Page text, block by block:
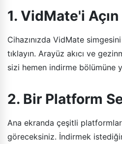
1. VidMate'i Açın
Cihazınızda VidMate
tıklayın. Arayüz akıcı ve
sizi hemen indirme bölümüne
2. Bir Platform
Ana ekranda çeşitli
göreceksiniz. İndirmek